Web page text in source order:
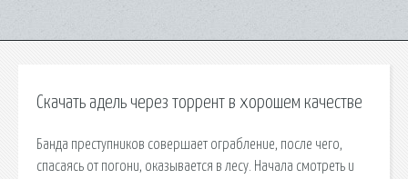
Скачать адель через торрент в хорошем качестве
Банда преступников совершает ограбление, после чего,
спасаясь от погони, оказывается в лесу. Начала смотреть и